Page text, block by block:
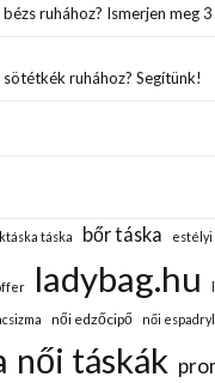
ruhához? Ismerjen meg
ruhához? Segítünk!
táska bőr táska estélyi
ladybag.hu
női edzőcipő női
női táskák